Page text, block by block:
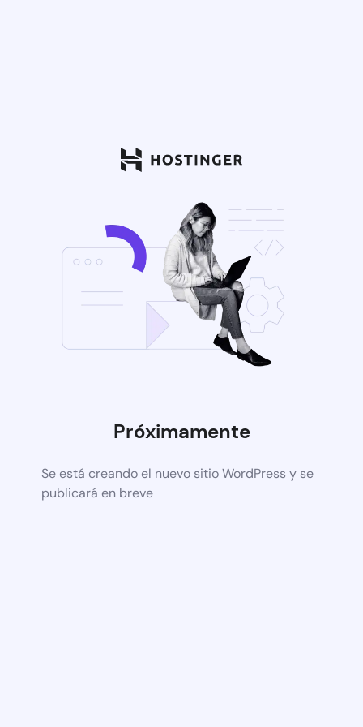
Próximamente
Se está creando el nuevo sitio WordPress y se
publicará en breve